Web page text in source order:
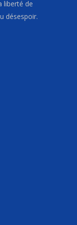
liberté de
désespoir.